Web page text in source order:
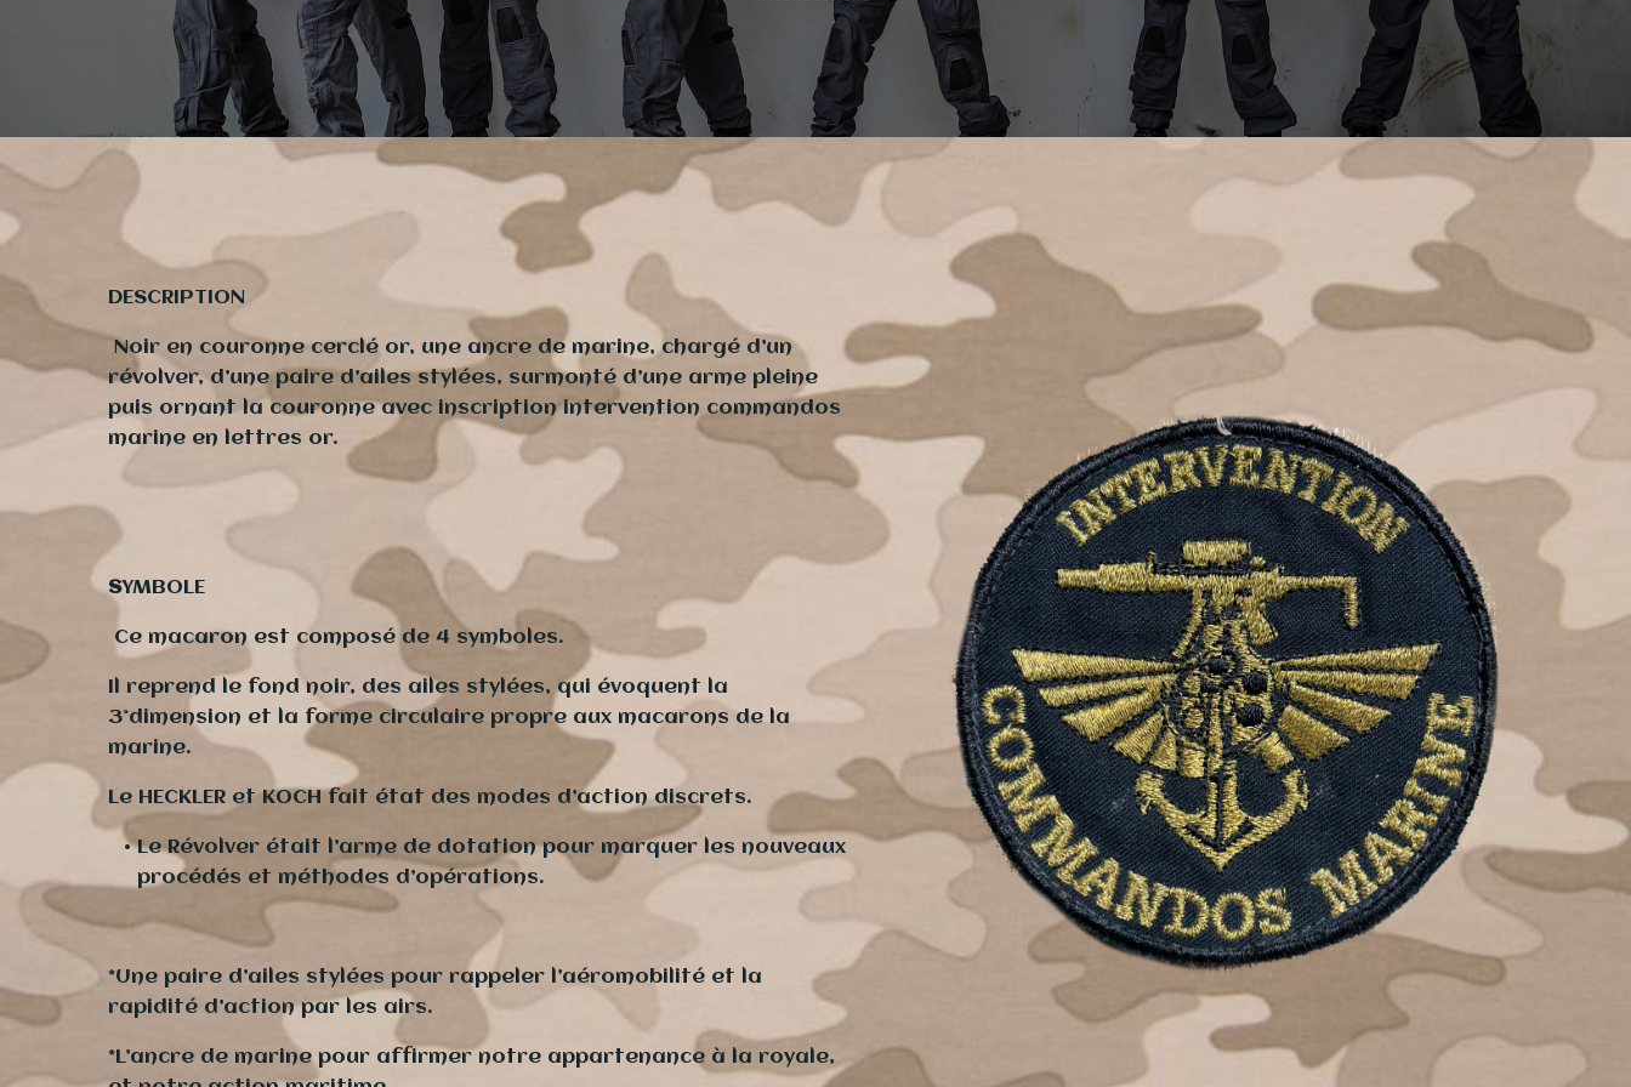
DESCRIPTION
Noir en couronne cerclé or, une ancre de marine, chargé d’un
révolver, d’une paire d’ailes stylées, surmonté d’une arme pleine
puis ornant la couronne avec inscription intervention commandos
marine en lettres or.
SYMBOLE
Ce macaron est composé de 4 symboles.
Il reprend le fond noir, des ailes stylées, qui évoquent la
3°dimension et la forme circulaire propre aux macarons de la
marine.
Le HECKLER et KOCH fait état des modes d’action discrets.
Le Révolver était l’arme de dotation pour marquer les nouveaux
procédés et méthodes d’opérations.
*Une paire d’ailes stylées pour rappeler l’aéromobilité et la
rapidité d’action par les airs.
*L’ancre de marine pour affirmer notre appartenance à la royale,